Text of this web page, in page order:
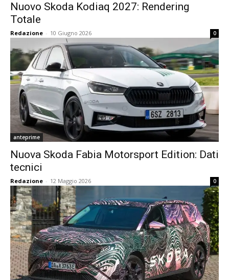
Nuovo Skoda Kodiaq 2027: Rendering
Totale
Redazione - 10 Giugno 2026 0
anteprime
Nuova Skoda Fabia Motorsport Edition: Dati
tecnici
Redazione - 12 Maggio 2026 0